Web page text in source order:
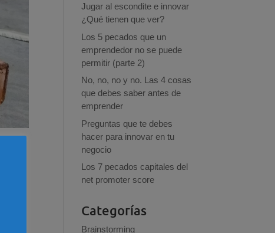
Jugar al escondite e innovar
¿Qué tienen que ver?
Los 5 pecados que un
emprendedor no se puede
permitir (parte 2)
No, no, no y no. Las 4 cosas
que debes saber antes de
emprender
Preguntas que te debes
hacer para innovar en tu
negocio
Los 7 pecados capitales del
net promoter score
Categorías
Brainstorming